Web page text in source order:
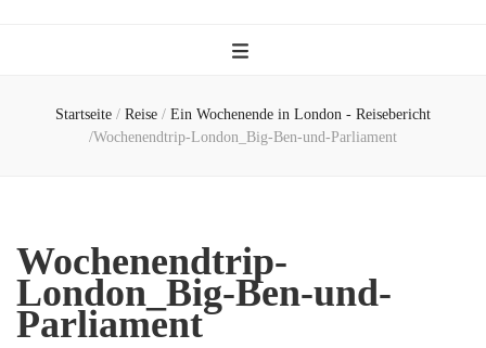
Startseite / Reise / Ein Wochenende in London - Reisebericht
/Wochenendtrip-London_Big-Ben-und-Parliament
Wochenendtrip-
London_Big-Ben-und-
Parliament